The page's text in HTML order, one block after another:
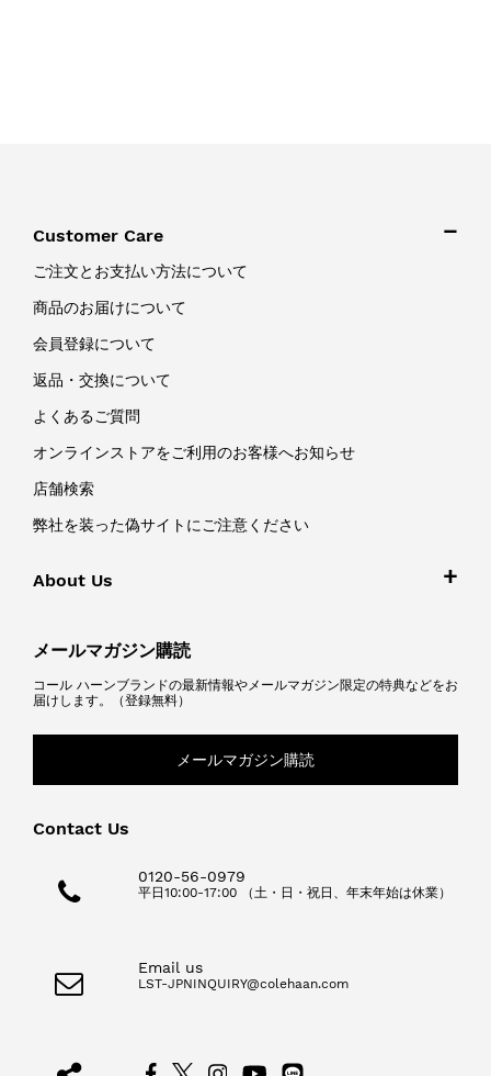
Customer Care
ご注文とお支払い方法について
商品のお届けについて
会員登録について
返品・交換について
よくあるご質問
オンラインストアをご利用のお客様へお知らせ
店舗検索
弊社を装った偽サイトにご注意ください
About Us
メールマガジン購読
コール ハーンブランドの最新情報やメールマガジン限定の特典などをお
届けします。（登録無料）
メールマガジン購読
Contact Us
0120-56-0979
平日10:00-17:00 （土・日・祝日、年末年始は休業）
Email us
LST-JPNINQUIRY@colehaan.com